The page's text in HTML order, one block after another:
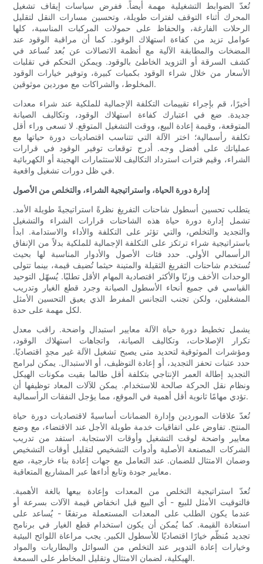
تُعدّ الضوابط التشغيلية مهمة أيضاً. ففرض سياسات إيقاف تشغيل
المحرك أثناء التوقف لفترات طويلة، وتحسين مسارات النقل لتقليل
الرحلات الفارغة، والحفاظ على حمولات المركبات المناسبة، كلها
عوامل تزيد من كفاءة استهلاك الوقود. كما أن مراقبة الوقود عند
المضخات والمطابقة الآلية مع أنظمة الاتصالات عن بُعد تُساعد في
كشف السرقة أو التزويد الخاطئ بالوقود. ويمكن التحكم في تقلبات
الأسعار من خلال شراء الوقود بكميات كبيرة، وتوفير خيارات الوقود
المخلوط، والشراكات مع موردين موثوقين.
أخيرًا، قم بإجراء تقييمات التكلفة الإجمالية للملكية عند شراء معدات
جديدة. ضع في اعتبارك كفاءة استهلاك الوقود، وتكاليف الصيانة
المتوقعة، وقيمة إعادة البيع، ووقت التشغيل المتوقع. لا تسعى وراء أقل
تكلفة رأسمالية؛ اختر الآلة التي تتناسب اقتصاديات دورة حياتها مع
عملياتك على أفضل وجه. أدرج توقعات توفير الوقود في قرارات
الشراء، وقيم فترات استرداد التكاليف للاستثمارات الهجينة أو الكهربائية
في ظل دورات تشغيل واقعية.
إدارة دورة الحياة، واستراتيجية الشراء، والتخلص من الأصول
يتطلب تحسين أسطول شاحنات التفريغ نظرةً استراتيجيةً طويلة الأمد.
تشمل إدارة دورة حياة هذه الشاحنات قرارات الشراء والتشغيل
والتجديد والتخلص، والتي تؤثر على التكلفة والأداء والاستدامة. ابدأ
باستراتيجية شراء ترتكز على التكلفة الإجمالية للملكية بدلاً من الإنفاق
الرأسمالي الأولي. حدد فئات الأصول والأدوار المناسبة لها بحيث
تُستخدم شاحنات التفريغ الثقيلة والمتينة حيثما تُضيف قيمة، بينما تتولى
الوحدات الأخف وزنًا والأكثر اقتصادية المهام الأقل تطلبًا. يُسهّل التوحيد
القياسي في جميع أنحاء الأسطول الصيانة وجرد قطع الغيار وتدريب
المشغلين، ولكن تجنب التجانس المفرط الذي يعيق التحسين الأمثل
لكل مهمة على حدة.
يشمل تخطيط دورة حياة الآلة معايير استبدال واضحة. راقب معدل
تكرار الإصلاحات، وتكاليف الصيانة، واتجاهات استهلاك الوقود،
ومؤشرات الموثوقية لتحديد متى يصبح تشغيل الآلة غير مجدٍ اقتصاديًا.
حدد عتبات تحفز التجديد، أو إعادة التوظيف، أو الاستبدال. يمكن لبرامج
التجديد إطالة العمر الإنتاجي بتكلفة أقل طالما بقيت مكونات الهيكل
ونظام نقل الحركة صالحة للاستخدام. يمكن للآلات المعاد توظيفها أن
تؤدي مهامًا ثانوية أقل أهمية في الموقع، مما يؤجل النفقات الرأسمالية.
تُعدّ علاقات الموردين وإدارة الضمانات أساسيةً لاقتصاديات دورة حياة
المنتج. تفاوض على اتفاقيات خدمة طويلة الأجل عند الاقتضاء، مع وضع
معايير واضحة لوقت التشغيل وأوقات الاستجابة. استفد من تدريب
الشركات المصنعة الأصلية وأدوات التشخيص لتقليل أوقات التشخيص
وضمان الامتثال للضمان. عند التعامل مع جهات إعادة بناء خارجية، ضع
معايير جودة وتابع أداءها عبر المشاريع المتعاقبة.
تُعدّ استراتيجية التخلص من المعدات وإعادة بيعها بالغة الأهمية.
فالتوقيت الأمثل للبيع - أي البيع قبل انخفاض قيمة الآلات بسرعة أو
عندما يكون الطلب على المعدات المستعملة مرتفعًا - يُساعد على
استعادة القيمة. كما يُمكن أن يكون استخدام قطع الغيار في برنامج
تجديد مُنظّم خيارًا اقتصاديًا للأسطول الكبير. يجب مراعاة اللوائح البيئية
وخيارات إعادة التدوير عند التخلص من السوائل والبطاريات والمواد
الهيكلية، لضمان الامتثال وتقليل المخاطر على السمعة.